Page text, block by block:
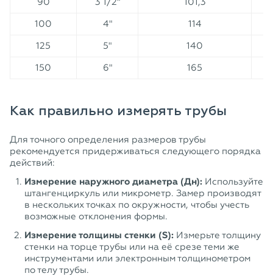
100
4"
114
125
5"
140
150
6" 165
Как правильно измерять трубы
Для точного определения размеров трубы
рекомендуется придерживаться следующего порядка
действий:
Измерение наружного диаметра (Дн): Используйте
штангенциркуль или микрометр. Замер производят
в нескольких точках по окружности, чтобы учесть
возможные отклонения формы.
Измерение толщины стенки (S): Измерьте толщину
стенки на торце трубы или на её срезе теми же
инструментами или электронным толщинометром
по телу трубы.